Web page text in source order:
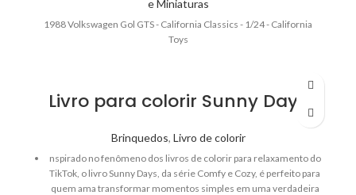
e Miniaturas
1988 Volkswagen Gol GTS - California Classics - 1/24 - California
Toys
Livro para colorir Sunny Days
Brinquedos, Livro de colorir
nspirado no fenômeno dos livros de colorir para relaxamento do
TikTok, o livro Sunny Days, da série Comfy e Cozy, é perfeito para
quem ama transformar momentos simples em uma verdadeira